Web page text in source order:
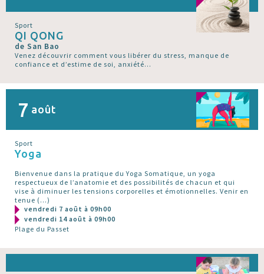
Sport
QI QONG
de San Bao
Venez découvrir comment vous libérer du stress, manque de
confiance et d’estime de soi, anxiété...
7 août
Sport
Yoga
Bienvenue dans la pratique du Yoga Somatique, un yoga
respectueux de l’anatomie et des possibilités de chacun et qui
vise à diminuer les tensions corporelles et émotionnelles. Venir en
tenue (…)
vendredi 7 août à 09h00
vendredi 14 août à 09h00
Plage du Passet